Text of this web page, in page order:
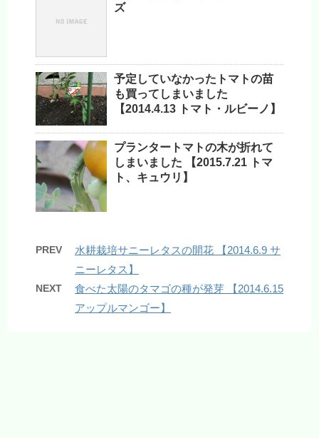
ズ
予定していなかったトマトの苗
も買ってしまいました
【2014.4.13 トマト・ルビーノ】
プランタートマトの木が折れて
しまいました 【2015.7.21 トマ
ト、キュウリ】
PREV
水耕栽培サニーレタスの開花 【2014.6.9 サ
ニーレタス】
NEXT
食べた太陽のタマゴの種が発芽 【2014.6.15
アップルマンゴー】